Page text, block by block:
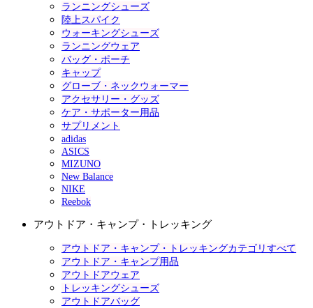
ランニングシューズ
陸上スパイク
ウォーキングシューズ
ランニングウェア
バッグ・ポーチ
キャップ
グローブ・ネックウォーマー
アクセサリー・グッズ
ケア・サポーター用品
サプリメント
adidas
ASICS
MIZUNO
New Balance
NIKE
Reebok
アウトドア・キャンプ・トレッキング
アウトドア・キャンプ・トレッキングカテゴリすべて
アウトドア・キャンプ用品
アウトドアウェア
トレッキングシューズ
アウトドアバッグ